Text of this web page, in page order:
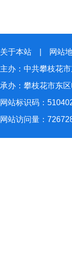
关于本站 网站
主办：中共攀枝花
承办：攀枝花市东
网站标识码：
网站访问量：